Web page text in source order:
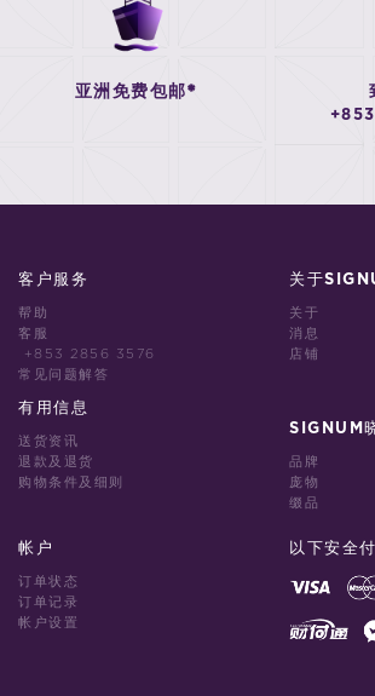
亚洲免费包邮*
客户服务
帮助
客服
+853 2856 3576
常见问题解答
有用信息
送货资讯
退款及退货
购物条件及细则
关于
关于
消息
店铺
SIGNUM
品牌
庞物
缀品
帐户
订单状态
订单记录
帐户设置
以下安全